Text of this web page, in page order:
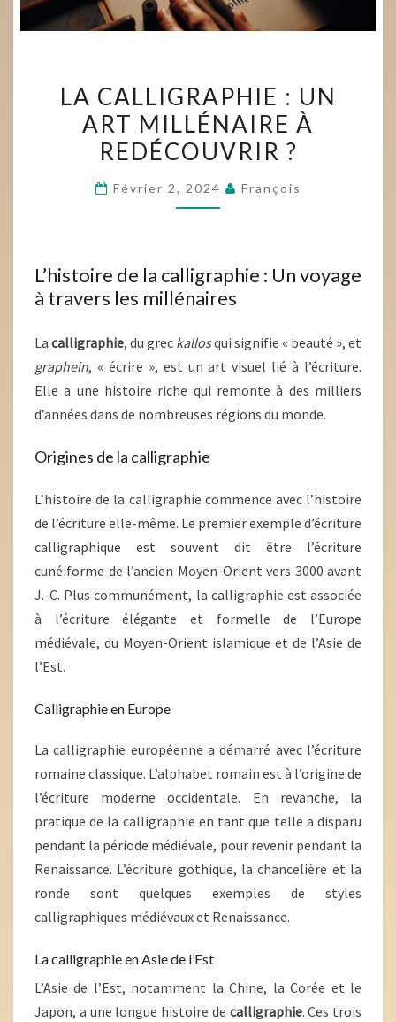
CALLIGRAPHIE
:
UN
MILLÉNAIRE
LA CALLIGRAPHIE : UN
ART MILLÉNAIRE À
REDÉCOUVRIR ?
Février 2, 2024 François
L’histoire de la calligraphie : Un voyage
à travers les millénaires
La calligraphie, du grec kallosqui signifie « beauté », et
graphein, « écrire », est un art visuel lié à l’écriture.
Elle a une histoire riche qui remonte à des milliers
d’années dans de nombreuses régions du monde.
Origines de la calligraphie
L’histoire de la calligraphie commence avec l’histoire
de l’écriture elle-même. Le premier exemple d’écriture
calligraphique est souvent dit être l’écriture
cunéiforme de l’ancien Moyen-Orient vers 3000 avant
J.-C. Plus communément, la calligraphie est associée
à l’écriture élégante et formelle de l’Europe
médiévale, du Moyen-Orient islamique et de l’Asie de
l’Est.
Calligraphie en Europe
La calligraphie européenne a démarré avec l’écriture
romaine classique. L’alphabet romain est à l’origine de
l’écriture moderne occidentale. En revanche, la
pratique de la calligraphie en tant que telle a disparu
pendant la période médiévale, pour revenir pendant la
Renaissance. L’écriture gothique, la chancelière et la
ronde sont quelques exemples de styles
calligraphiques médiévaux et Renaissance.
La calligraphie en Asie de l’Est
L’Asie de l’Est, notamment la Chine, la Corée et le
Japon, a une longue histoire de calligraphie. Ces trois